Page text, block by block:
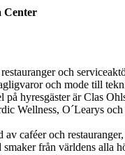
Center
och
och mode till
på hyresgäster är Clas
Wellness, O´Learys och
caféer och
från världens alla